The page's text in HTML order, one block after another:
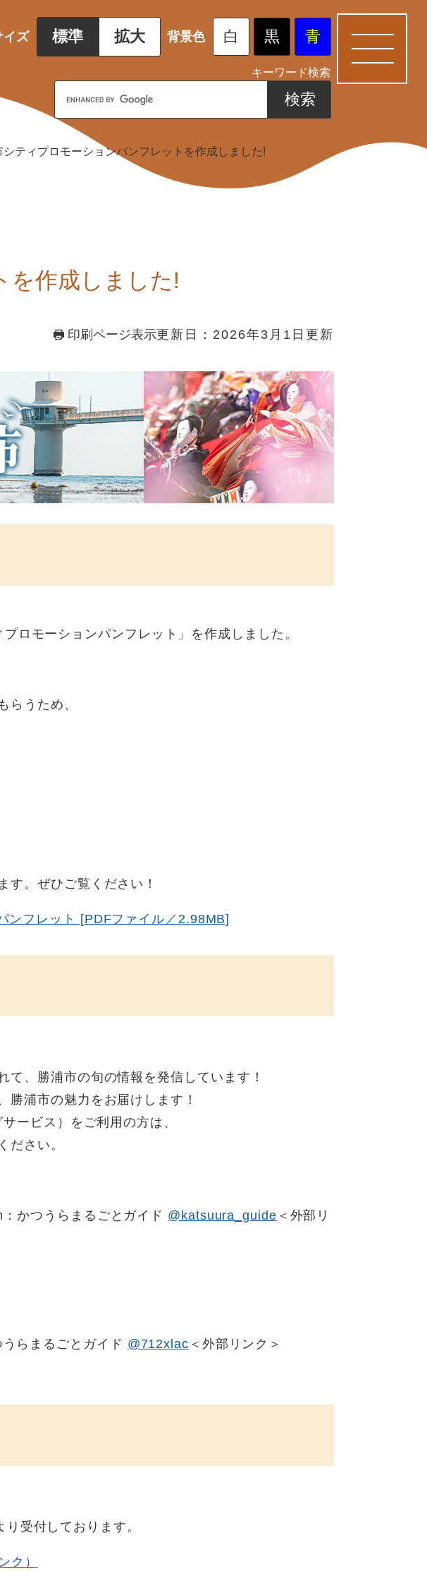
イズ 標準 拡大 背景色 白 黒 青
キーワード検索
シティプロモーションパンフレットを作成しました!
を作成しました!
印刷ページ表示更新日：2026年3月1日更新
ロモーションパンフレット」を作成しました。
らうため、
す。ぜひご覧ください！
ンフレット [PDFファイル／2.98MB]
て、勝浦市の旬の情報を発信しています！
勝浦市の魅力をお届けします！
ービス）をご利用の方は、
ださい。
かつうらまるごとガイド @katsuura_guide ＜外部リ
らまるごとガイド @712xlac ＜外部リンク＞
受付しております。
ク）